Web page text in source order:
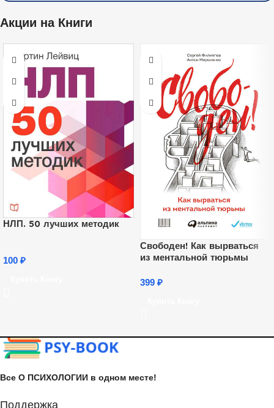
Акции на Книги
НЛП. 50 лучших методик
100 ₽
Свободен! Как вырваться
из ментальной тюрьмы
399 ₽
Все О ПСИХОЛОГИИ в одном месте!
Поддержка